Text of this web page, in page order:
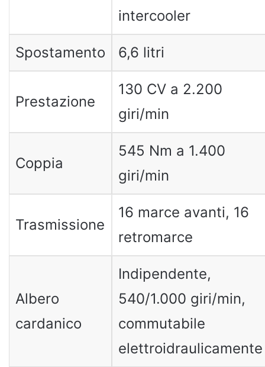
intercooler
Spostamento 6,6 litri
Prestazione
130 CV a 2.200
giri/min
Coppia
545 Nm a 1.400
giri/min
Trasmissione
16 marce avanti, 16
retromarce
Albero
cardanico
Indipendente,
540/1.000 giri/min,
commutabile
elettroidraulicamente